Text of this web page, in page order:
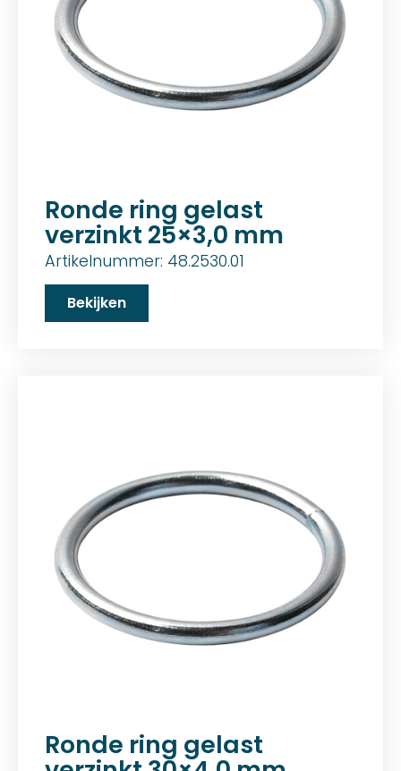
Ronde ring gelast
verzinkt 25×3,0 mm
Artikelnummer: 48.2530.01
Bekijken
Ronde ring gelast